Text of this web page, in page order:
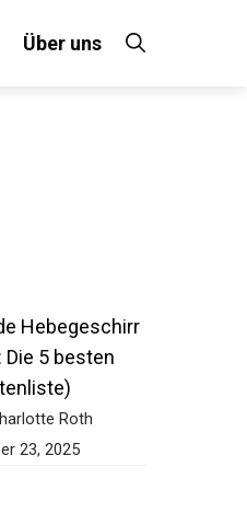
Über uns
Hebegeschirr
Die 5 besten
Roth
23, 2025